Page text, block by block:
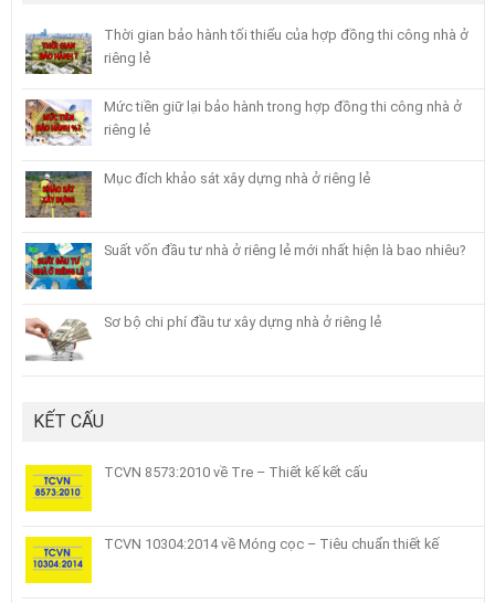
Thời gian bảo hành tối thiểu của hợp đồng thi công nhà ở
riêng lẻ
Mức tiền giữ lại bảo hành trong hợp đồng thi công nhà ở
riêng lẻ
Mục đích khảo sát xây dựng nhà ở riêng lẻ
Suất vốn đầu tư nhà ở riêng lẻ mới nhất hiện là bao nhiêu?
Sơ bộ chi phí đầu tư xây dựng nhà ở riêng lẻ
KẾT CẤU
TCVN 8573:2010 về Tre – Thiết kế kết cấu
TCVN 10304:2014 về Móng cọc – Tiêu chuẩn thiết kế